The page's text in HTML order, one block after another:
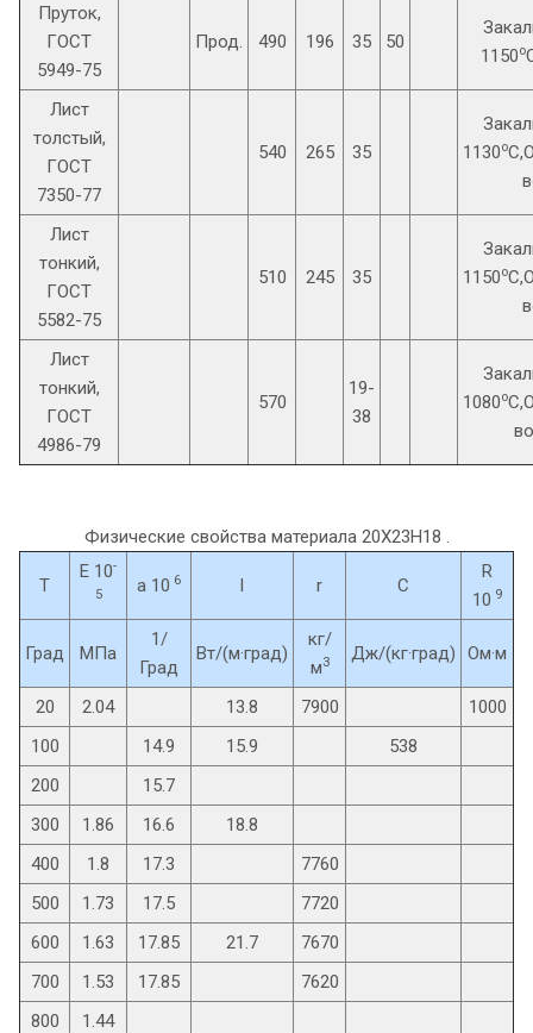
Пруток,
ГОСТ
5949-75
Прод. 490 196 35 50
1150o
Лист
толстый,
ГОСТ
7350-77
540 265 35
1130o
Лист
тонкий,
ГОСТ
5582-75
510 245 35
1150o
Лист
тонкий,
ГОСТ
4986-79
570
19-
38
1080o
Физические свойства материала 20Х23Н18 .
T
E 10-
5
a 10 6 l r C
R
10 9
Град МПа
1/
Град
Вт/(м·град)
кг/
м3 Дж/(кг·град) Ом·м
20 2.04 13.8 7900
1000
100
14.9 15.9
538
200
15.7
300
1.86 16.6
18.8
400
1.8 17.3
7760
500
1.73 17.5
7720
600
1.63 17.85 21.7
7670
700
1.53 17.85
7620
800
1.44